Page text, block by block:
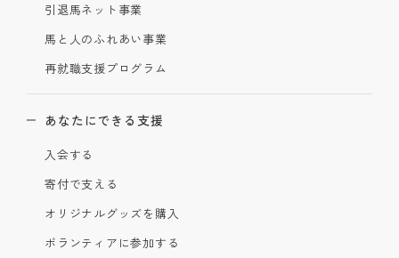
引退馬ネット事業
馬と人のふれあい事業
再就職支援プログラム
あなたにできる支援
入会する
寄付で支える
オリジナルグッズを購入
ボランティアに参加する